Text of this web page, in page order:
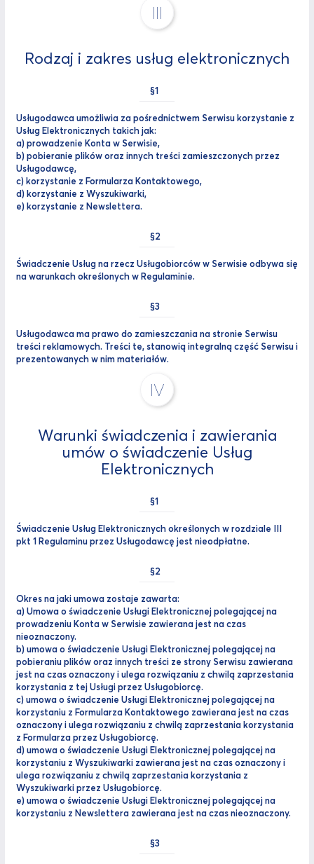
III
Rodzaj i zakres usług elektronicznych
Usługodawca umożliwia za pośrednictwem Serwisu korzystanie z
Usług Elektronicznych takich jak:
a) prowadzenie Konta w Serwisie,
b) pobieranie plików oraz innych treści zamieszczonych przez
Usługodawcę,
c) korzystanie z Formularza Kontaktowego,
d) korzystanie z Wyszukiwarki,
e) korzystanie z Newslettera.
Świadczenie Usług na rzecz Usługobiorców w Serwisie odbywa się
na warunkach określonych w Regulaminie.
Usługodawca ma prawo do zamieszczania na stronie Serwisu
treści reklamowych. Treści te, stanowią integralną część Serwisu i
prezentowanych w nim materiałów.
IV
Warunki świadczenia i zawierania
umów o świadczenie Usług
Elektronicznych
Świadczenie Usług Elektronicznych określonych w rozdziale III
pkt 1 Regulaminu przez Usługodawcę jest nieodpłatne.
Okres na jaki umowa zostaje zawarta:
a) Umowa o świadczenie Usługi Elektronicznej polegającej na
prowadzeniu Konta w Serwisie zawierana jest na czas
nieoznaczony.
b) umowa o świadczenie Usługi Elektronicznej polegającej na
pobieraniu plików oraz innych treści ze strony Serwisu zawierana
jest na czas oznaczony i ulega rozwiązaniu z chwilą zaprzestania
korzystania z tej Usługi przez Usługobiorcę.
c) umowa o świadczenie Usługi Elektronicznej polegającej na
korzystaniu z Formularza Kontaktowego zawierana jest na czas
oznaczony i ulega rozwiązaniu z chwilą zaprzestania korzystania
z Formularza przez Usługobiorcę.
d) umowa o świadczenie Usługi Elektronicznej polegającej na
korzystaniu z Wyszukiwarki zawierana jest na czas oznaczony i
ulega rozwiązaniu z chwilą zaprzestania korzystania z
Wyszukiwarki przez Usługobiorcę.
e) umowa o świadczenie Usługi Elektronicznej polegającej na
korzystaniu z Newslettera zawierana jest na czas nieoznaczony.